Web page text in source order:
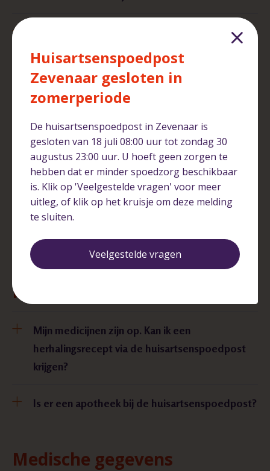
Wanneer moet ik bij de huisartsenspoedpost
zijn en wanneer bij de Spoedeisende Hulp van
ziekenhuis Rijnstate?
Met wie werken we samen in Arnhem en
omgeving?
Verwijzing
De huisarts verwijst mij door naar een andere
Medicijnen
Mijn medicijnen zijn op. Kan ik een
herhalingsrecept via de huisartsenspoedpost
krijgen?
Is er een apotheek bij de huisartsenspoedpost?
Medische gegevens
Huisartsenspoedpost
Zevenaar gesloten in
zomerperiode
De huisartsenspoedpost in Zevenaar is
gesloten van 18 juli 08:00 uur tot zondag 30
augustus 23:00 uur. U hoeft geen zorgen te
hebben dat er minder spoedzorg beschikbaar
is. Klik op 'Veelgestelde vragen' voor meer
uitleg, of klik op het kruisje om deze melding
te sluiten.
Veelgestelde vragen